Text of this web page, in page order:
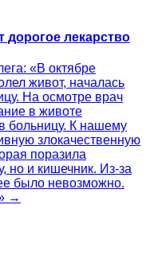
дорогое лекарство
«В октябре
живот, началась
На осмотре врач
в животе
больницу. К нашему
злокачественную
поразила
но и кишечник. Из-за
было невозможно.
→